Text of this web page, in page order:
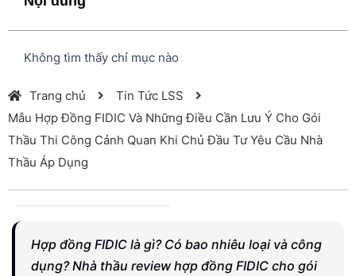
Trang chủ
Tin Tức LSS
Mẫu Hợp Đồng FIDIC Và Những Điều Cần Lưu Ý Cho Gói
Thầu Thi Công Cảnh Quan Khi Chủ Đầu Tư Yêu Cầu Nhà
Thầu Áp Dụng
Hợp đồng FIDIC là gì? Có bao nhiêu loại và công
dụng? Nhà thầu review hợp đồng FIDIC cho gói
Không tìm thấy chỉ mục nào